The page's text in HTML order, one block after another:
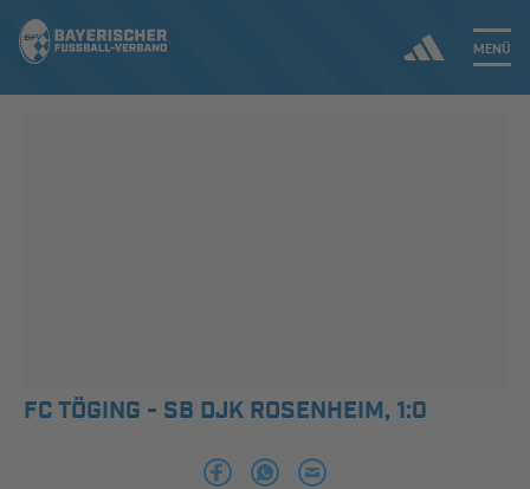
MENÜ
AUSBILDUNG & FÖRDERUNG
FC TÖGING - SB DJK ROSENHEIM, 1:0